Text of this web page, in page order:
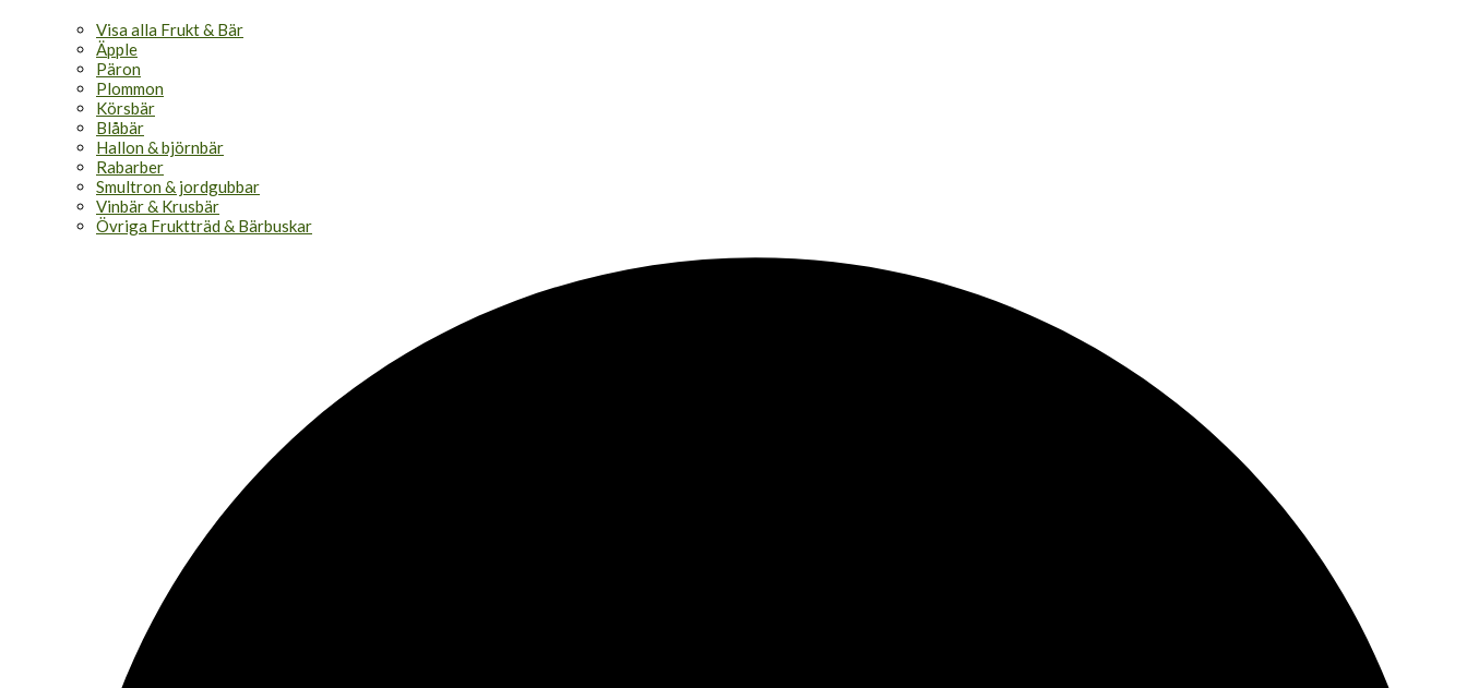
Visa alla Frukt & Bär
Äpple
Päron
Plommon
Körsbär
Blåbär
Hallon & björnbär
Rabarber
Smultron & jordgubbar
Vinbär & Krusbär
Övriga Fruktträd & Bärbuskar